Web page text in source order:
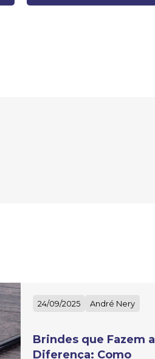
24/09/2025 André Nery
Brindes que Fazem a
Diferença: Como